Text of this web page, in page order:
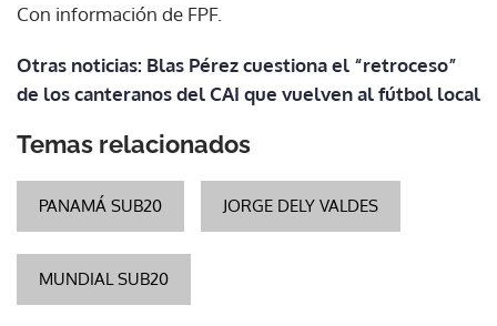
Con información de FPF.
Otras noticias: Blas Pérez cuestiona el “retroceso”
de los canteranos del CAI que vuelven al fútbol local
Temas relacionados
PANAMÁ SUB20 JORGE DELY VALDES
MUNDIAL SUB20